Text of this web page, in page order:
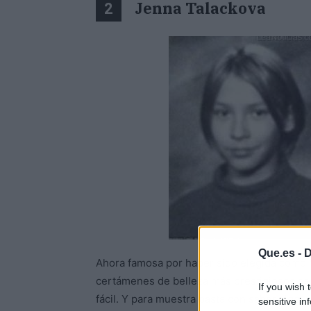
Que.es -
If you wish
sensitive
2 Jenna Talackova
Ahora famosa por haber sido elegida como
certámenes de belleza más prestigiosos de
fácil. Y para muestra basta con saber algo